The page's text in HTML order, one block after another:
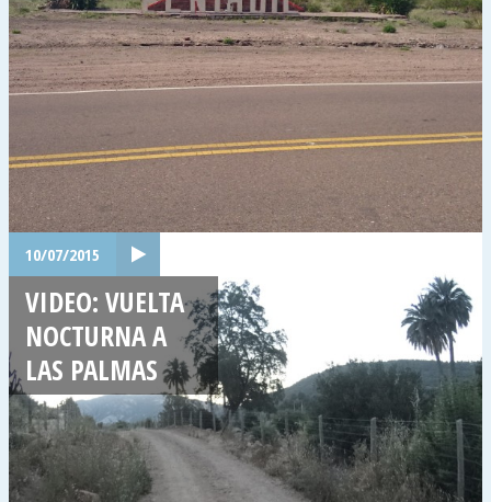
10/07/2015
VIDEO: VUELTA
NOCTURNA A
LAS PALMAS